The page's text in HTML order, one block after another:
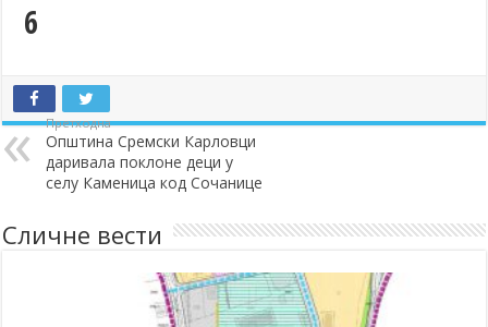
6
Претходна
Општина Сремски Карловци
даривала поклоне деци у
селу Каменица код Сочанице
Сличне вести